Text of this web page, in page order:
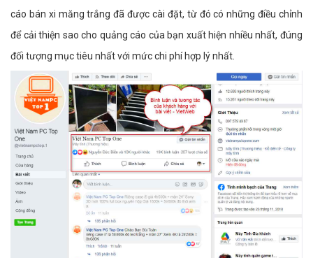
cáo bán xi măng trắng đã được cài đặt, từ đó có những điều chỉnh
để cải thiện sao cho quảng cáo của bạn xuất hiện nhiều nhất, đúng
đối tượng mục tiêu nhất với mức chi phí hợp lý nhất.